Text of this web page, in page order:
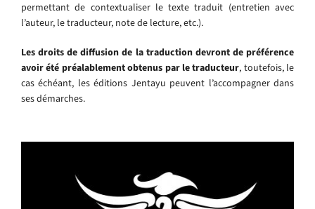
permettant de contextualiser le texte traduit (entretien avec
l’auteur, le traducteur, note de lecture, etc.).
Les droits de diffusion de la traduction devront de préférence
avoir été préalablement obtenus par le traducteur, toutefois, le
cas échéant, les éditions Jentayu peuvent l’accompagner dans
ses démarches.